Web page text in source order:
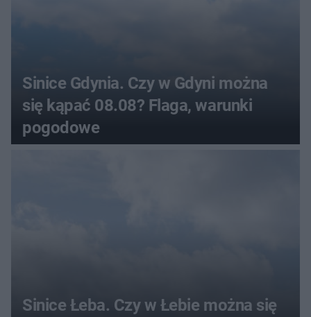
Sinice Gdynia. Czy w Gdyni można
się kąpać 08.08? Flaga, warunki
pogodowe
Sinice Łeba. Czy w Łebie można się